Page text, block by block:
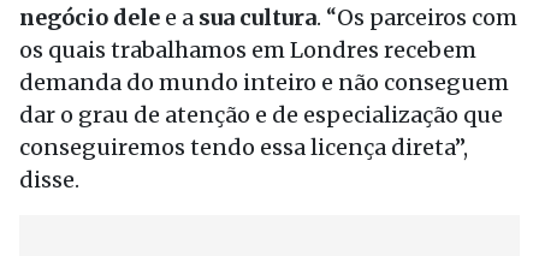
negócio dele e a sua cultura. “Os parceiros com
os quais trabalhamos em Londres recebem
demanda do mundo inteiro e não conseguem
dar o grau de atenção e de especialização que
conseguiremos tendo essa licença direta”,
disse.